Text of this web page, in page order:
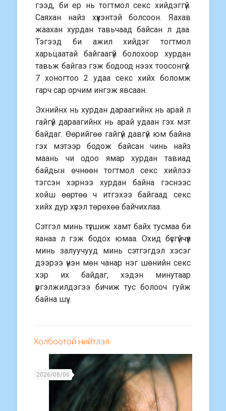
гээд, би ер нь тогтмол секс хийдэггүй.
Саяхан найз хүүхэнтэй болсоон. Яахав
жаахан хурдан тавьчаад байсан л даа.
Тэгээд би ажил хийдэг тогтмол
харьцаатай байгаагүй болохоор хурдан
тавьж байгаэ гэж бодоод нээх тоосонгүй.
7 хоногтоо 2 удаа секс хийх боломж
гарч сар орчим ингэж явсаан.
Эхнийнх нь хурдан дараагийнх нь арай л
гайгүй дараагийнх нь арай удаан гэх мэт
байдаг. Өөрийгөө гайгүй давгүй юм байна
гэх мэтээр бодож байсан чинь найз
маань чи одоо ямар хурдан тавиад
байдын өчнөөн тогтмол секс хийлээ
тэгсэн хэрнээ хурдан байна гэснээс
хойш өөртөө ч итгэхээ байгаад секс
хийх дур хүсэл төрөхөө байчихлаа.
Сэтгэл минь түгшиж хамт байх тусмаа би
яанаа л гэж бодох юмаа. Охид бүсгүйчүүл
минь залуучууд минь сэтгэгдэл хэсэг
дээрээ үнэн мөн чанар нэг шөнийн секс
хэр их байдаг, хэдэн минутаар
үргэлжилдэгээ бичиж тус болооч гуйж
байна шүү…
Холбоотой нийтлэл
2026/08/06